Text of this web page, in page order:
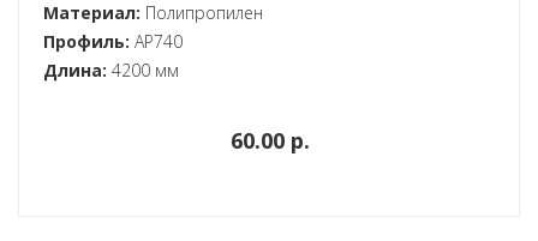
Материал: Полипропилен
Профиль: AP740
Длина: 4200 мм
60.00 p.